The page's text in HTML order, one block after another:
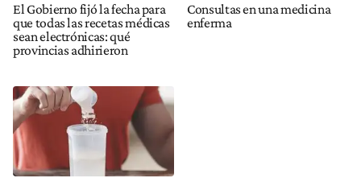
El Gobierno fijó la fecha para
que todas las recetas médicas
sean electrónicas: qué
provincias adhirieron
Consultas en una medicina
enferma